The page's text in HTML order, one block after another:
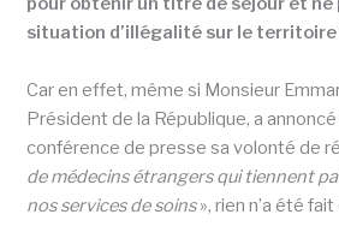
situation d’illégalité sur le
Car en effet, même si Monsieur
Président de la République, a
conférence de presse sa volonté de
de médecins étrangers qui tiennent
nos services de soins», rien n’a été